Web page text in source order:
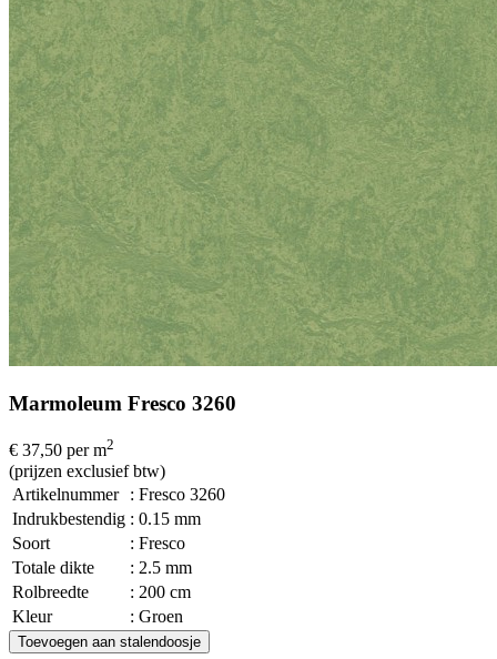
Marmoleum Fresco 3260
€ 37,50 per m2
(prijzen exclusief btw)
Artikelnummer
: Fresco 3260
Indrukbestendig : 0.15 mm
Soort
: Fresco
Totale dikte
: 2.5 mm
Rolbreedte
: 200 cm
Kleur
: Groen
Toevoegen aan stalendoosje